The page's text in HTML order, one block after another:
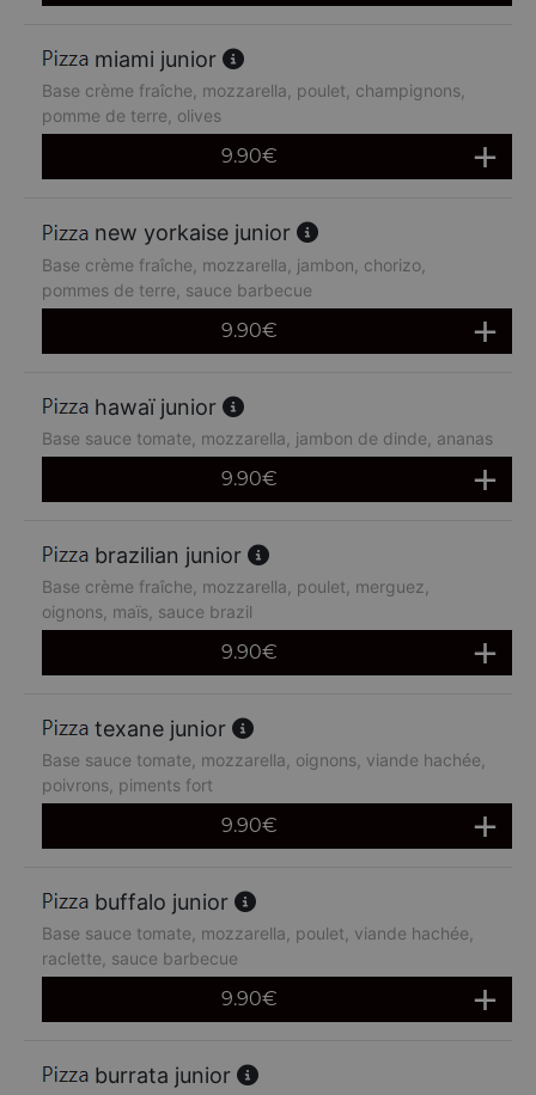
miami junior
Base crème fraîche, mozzarella, poulet, champignons,
pomme de terre, olives
9.90€
new yorkaise junior
Base crème fraîche, mozzarella, jambon, chorizo,
pommes de terre, sauce barbecue
9.90€
hawaï junior
Base sauce tomate, mozzarella, jambon de dinde, ananas
9.90€
brazilian junior
Base crème fraîche, mozzarella, poulet, merguez,
oignons, maïs, sauce brazil
9.90€
texane junior
Base sauce tomate, mozzarella, oignons, viande hachée,
poivrons, piments fort
9.90€
buffalo junior
Base sauce tomate, mozzarella, poulet, viande hachée,
raclette, sauce barbecue
9.90€
burrata junior